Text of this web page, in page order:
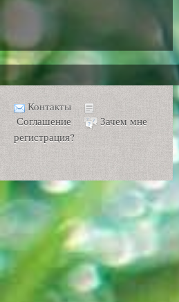
Контакты
Соглашение
Зачем мне
регистрация?